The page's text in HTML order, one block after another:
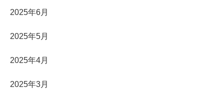
2025年6月
2025年5月
2025年4月
2025年3月